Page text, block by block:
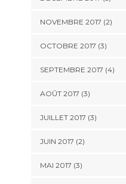
NOVEMBRE 2017 (2)
OCTOBRE 2017 (3)
SEPTEMBRE 2017 (4)
AOÛT 2017 (3)
JUILLET 2017 (3)
JUIN 2017 (2)
MAI 2017 (3)